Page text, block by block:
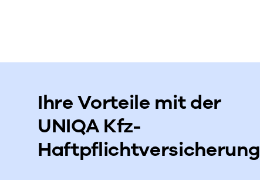
Ihre Vorteile mit der
UNIQA Kfz-
Haftpflichtversicherung